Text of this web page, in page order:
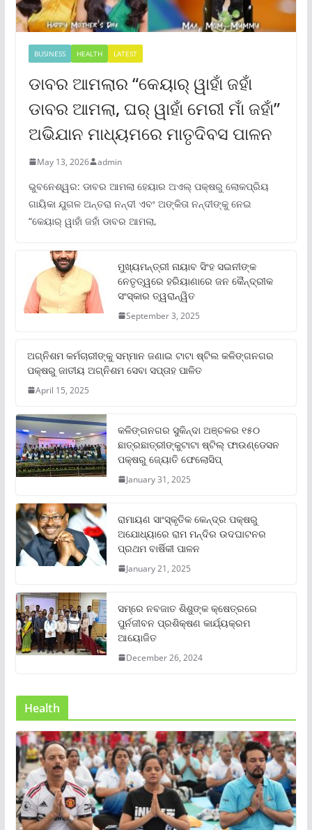
BUSINESS HEALTH LATEST
ଡାବର ଆମଲାର “କେୟାର୍ ୱାହାଁ ଜହାଁ
ଡାବର ଆମଲା, ଘର୍ ୱାହାଁ ମେରୀ ମାଁ ଜହାଁ”
ଅଭିଯାନ ମାଧ୍ୟମରେ ମାତୃଦିବସ ପାଳନ
May 13, 2026 admin
ଭୁବନେଶ୍ୱର: ଡାବର ଆମଲା ହେୟାର ଅଏଲ୍ ପକ୍ଷରୁ ଲୋକପ୍ରିୟ
ଗାୟିକା ଯୁଗଳ ଅନ୍ତରା ନନ୍ଦୀ ଏବଂ ଅଙ୍କିତା ନନ୍ଦୀଙ୍କୁ ନେଇ
“କେୟାର୍ ୱାହାଁ ଜହାଁ ଡାବର ଆମଲା,
ମୁଖ୍ୟମନ୍ତ୍ରୀ ନାୟାବ ସିଂହ ସଇନୀଙ୍କ
ନେତୃତ୍ୱରେ ହରିୟାଣାରେ ଜନ କୈନ୍ଦ୍ରୀକ
ସଂସ୍କାର ତ୍ୱରାନ୍ୱିତ
September 3, 2025
ଅଗ୍ନିଶମ କର୍ମଚାରୀଙ୍କୁ ସମ୍ମାନ ଜଣାଇ ଟାଟା ଷ୍ଟିଲ କଳିଙ୍ଗନଗର
ପକ୍ଷରୁ ଜାତୀୟ ଅଗ୍ନିଶମ ସେବା ସପ୍ତାହ ପାଳିତ
April 15, 2025
କଳିଙ୍ଗନଗର ସୁକିନ୍ଦା ଅଞ୍ଚଳର ୧୫୦
ଛାତ୍ରଛାତ୍ରୀଙ୍କୁଟାଟା ଷ୍ଟିଲ୍ ଫାଉଣ୍ଡେସନ
ପକ୍ଷରୁ ଜ୍ୟୋତି ଫେଲୋସିପ୍‌
January 31, 2025
ରାମାୟଣ ସାଂସ୍କୃତିକ କେନ୍ଦ୍ର ପକ୍ଷରୁ
ଅଯୋଧ୍ୟାରେ ରାମ ମନ୍ଦିର ଉଦଘାଟନର
ପ୍ରଥମ ବାର୍ଷିକୀ ପାଳନ
January 21, 2025
ସମ୍‌ରେ ନବଜାତ ଶିଶୁଙ୍କ କ୍ଷେତ୍ରରେ
ପୁର୍ନଜୀବନ ପ୍ରଶିକ୍ଷଣ କାର୍ଯ୍ୟକ୍ରମ
ଆୟୋଜିତ
December 26, 2024
Health